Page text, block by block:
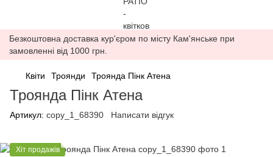
Безкоштовна доставка кур'єром по місту Кам'янське при
замовленні від 1000 грн.
Квіти Троянди Троянда Пінк Атена
Троянда Пінк Атена
Артикул: copy_1_68390 Написати відгук
Хіт продажів